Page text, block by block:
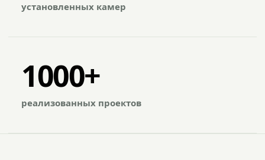
установленных камер
1000+
реализованных проектов